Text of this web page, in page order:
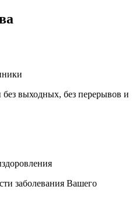
выходных, без перерывов и
заболевания Вашего